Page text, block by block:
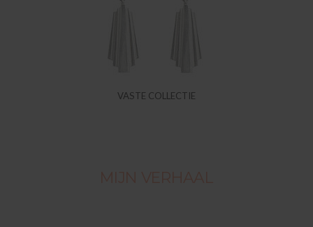
VASTE COLLECTIE